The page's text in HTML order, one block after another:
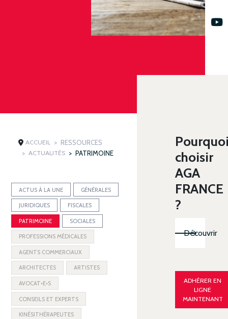
ACCUEIL RESSOURCES
ACTUALITÉS PATRIMOINE
ACTUS À LA UNE GÉNÉRALES
JURIDIQUES FISCALES
PATRIMOINE SOCIALES
PROFESSIONS MÉDICALES
AGENTS COMMERCIAUX
ARCHITECTES ARTISTES
AVOCAT•E•S
CONSEILS ET EXPERTS
KINÉSITHÉRAPEUTES
choisir
AGA
FRANCE
?
Découvrir
ADHÉRER EN
LIGNE
MAINTENANT